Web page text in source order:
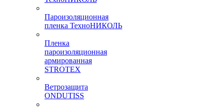
Пароизоляционная
пленка ТехноНИКОЛЬ
Пленка
пароизоляционная
армированная
STROTEX
Ветрозащита
ONDUTISS